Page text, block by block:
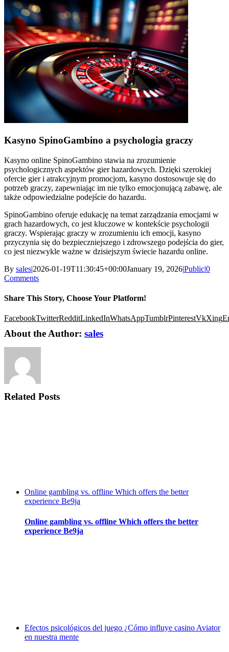
Kasyno SpinoGambino a psychologia graczy
Kasyno online SpinoGambino stawia na zrozumienie
psychologicznych aspektów gier hazardowych. Dzięki szerokiej
ofercie gier i atrakcyjnym promocjom, kasyno dostosowuje się do
potrzeb graczy, zapewniając im nie tylko emocjonującą zabawę, ale
także odpowiedzialne podejście do hazardu.
SpinoGambino oferuje edukację na temat zarządzania emocjami w
grach hazardowych, co jest kluczowe w kontekście psychologii
graczy. Wspierając graczy w zrozumieniu ich emocji, kasyno
przyczynia się do bezpieczniejszego i zdrowszego podejścia do gier,
co jest niezwykle ważne w dzisiejszym świecie hazardu online.
By sales|2026-01-19T11:30:45+00:00January 19, 2026|Public|0
Comments
Share This Story, Choose Your Platform!
FacebookTwitterRedditLinkedInWhatsAppTumblrPinterestVkXing
About the Author: sales
Related Posts
Online gambling vs. offline Which offers the better
experience Be9ja
Online gambling vs. offline Which offers the better
experience Be9ja
Efectos psicológicos del juego ¿Cómo influye casino Aviator
en nuestra mente